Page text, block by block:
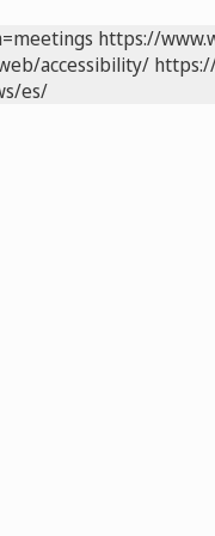
https://
accessibility/
es/